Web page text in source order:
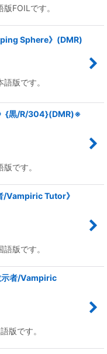
FOILです。
Sphere》(DMR)
版です。
{黒/R/304}(DMR)※
です。
/Vampiric Tutor》
版です。
示者/Vampiric
版です。